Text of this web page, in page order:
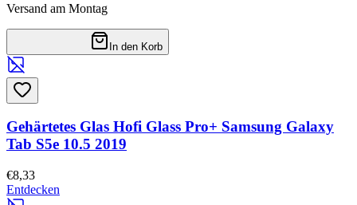
Versand am Montag
In den Korb
Gehärtetes Glas Hofi Glass Pro+ Samsung Galaxy
Tab S5e 10.5 2019
€8,33
Entdecken